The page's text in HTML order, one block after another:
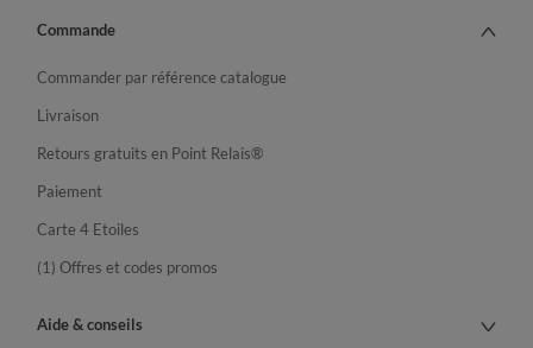
Commande
Commander par référence catalogue
Livraison
Retours gratuits en Point Relais®
Paiement
Carte 4 Etoiles
(1) Offres et codes promos
Aide & conseils